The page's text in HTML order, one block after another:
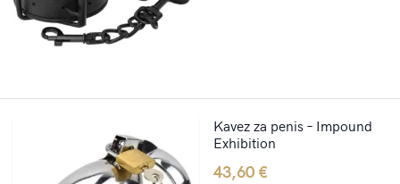
Kavez za penis – Impound
Exhibition
43,60€